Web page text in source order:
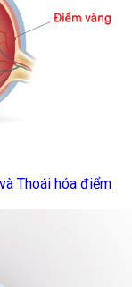
Thoái hóa điểm